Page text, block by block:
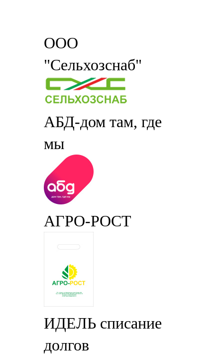
ООО
"Сельхозснаб"
АБД-дом там, где
мы
АГРО-РОСТ
ИДЕЛЬ списание
долгов